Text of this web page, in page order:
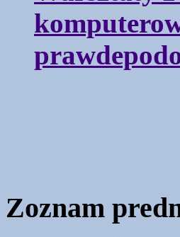
Zoznam